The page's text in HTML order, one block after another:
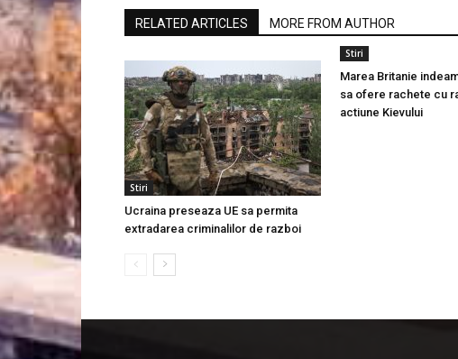
RELATED ARTICLES MORE FROM AUTHOR
Stiri
Ucraina preseaza UE sa permita
extradarea criminalilor de razboi
Stiri
Marea Britanie
sa ofere rachete cu
actiune Kievului